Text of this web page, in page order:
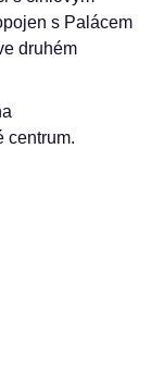
s Palácem
druhém
centrum.